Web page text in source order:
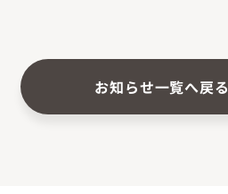
お知らせ一覧へ戻る